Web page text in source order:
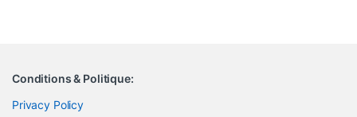
Conditions & Politique:
Privacy Policy